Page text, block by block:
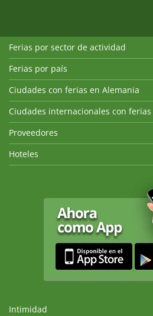
Ferias por sector de actividad
Ferias por país
Ciudades con ferias en Alemania
Ciudades internacionales con ferias
Proveedores
Hoteles
Intimidad